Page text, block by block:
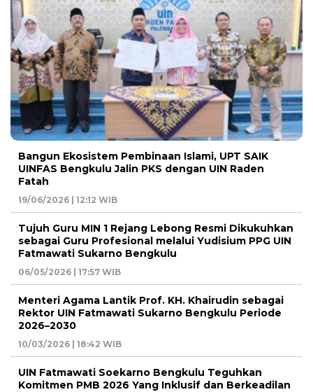
Bangun Ekosistem Pembinaan Islami, UPT SAIK
UINFAS Bengkulu Jalin PKS dengan UIN Raden
Fatah
19/06/2026 | 12:12 WIB
Tujuh Guru MIN 1 Rejang Lebong Resmi Dikukuhkan
sebagai Guru Profesional melalui Yudisium PPG UIN
Fatmawati Sukarno Bengkulu
06/05/2026 | 17:57 WIB
Menteri Agama Lantik Prof. KH. Khairudin sebagai
Rektor UIN Fatmawati Sukarno Bengkulu Periode
2026–2030
10/03/2026 | 18:42 WIB
UIN Fatmawati Soekarno Bengkulu Teguhkan
Komitmen PMB 2026 Yang Inklusif dan Berkeadilan